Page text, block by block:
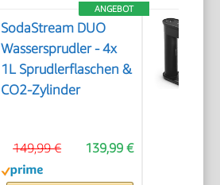
ANGEBOT
SodaStream DUO
Wassersprudler - 4x
1L Sprudlerflaschen &
CO2-Zylinder
139,99 €
149,99 €